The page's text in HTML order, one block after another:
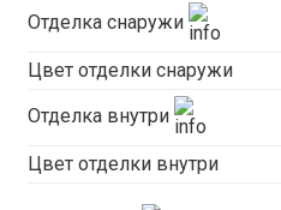
Отделка снаружи
Цвет отделки снаружи
Отделка внутри
Цвет отделки внутри